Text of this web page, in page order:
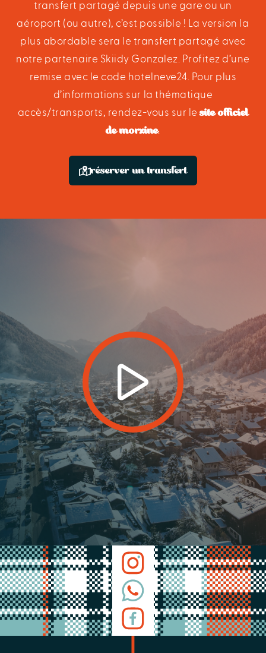
transfert partagé depuis une gare ou un
aéroport (ou autre), c’est possible ! La version la
plus abordable sera le transfert partagé avec
notre partenaire Skiidy Gonzalez. Profitez d’une
remise avec le code hotelneve24. Pour plus
d’informations sur la thématique
accès/transports, rendez-vous sur lesite officiel
de morzine.
réserver un transfert